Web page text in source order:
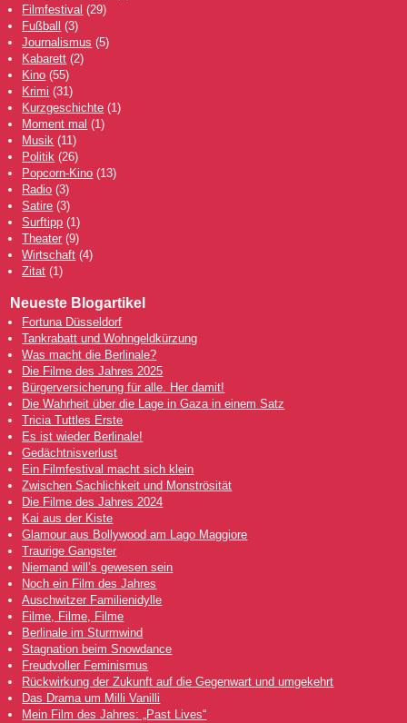
Filmfestival (29)
Fußball (3)
Journalismus (5)
Kabarett (2)
Kino (55)
Krimi (31)
Kurzgeschichte (1)
Moment mal (1)
Musik (11)
Politik (26)
Popcorn-Kino (13)
Radio (3)
Satire (3)
Surftipp (1)
Theater (9)
Wirtschaft (4)
Zitat (1)
Neueste Blogartikel
Fortuna Düsseldorf
Tankrabatt und Wohngeldkürzung
Was macht die Berlinale?
Die Filme des Jahres 2025
Bürgerversicherung für alle. Her damit!
Die Wahrheit über die Lage in Gaza in einem Satz
Tricia Tuttles Erste
Es ist wieder Berlinale!
Gedächtnisverlust
Ein Filmfestival macht sich klein
Zwischen Sachlichkeit und Monströsität
Die Filme des Jahres 2024
Kai aus der Kiste
Glamour aus Bollywood am Lago Maggiore
Traurige Gangster
Niemand will’s gewesen sein
Noch ein Film des Jahres
Auschwitzer Familienidylle
Filme, Filme, Filme
Berlinale im Sturmwind
Stagnation beim Snowdance
Freudvoller Feminismus
Rückwirkung der Zukunft auf die Gegenwart und umgekehrt
Das Drama um Milli Vanilli
Mein Film des Jahres: „Past Lives“